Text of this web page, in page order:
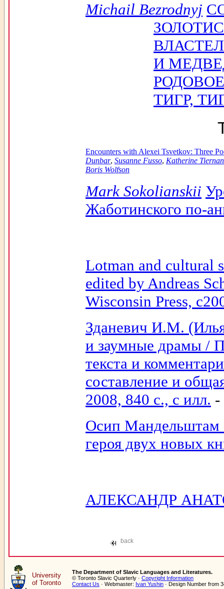
Michail Bezrodnyj
И
ТИГР,
Encounters with Alexei Tsvetkov: Three
Dunbar, Susanne Fusso, Katherine
Boris Wolfson
Mark Sokolianskii
Жаботинского по-
Lotman and cultural
edited by Andreas
Wisconsin Press,
Зданевич И.М.
и заумные драмы /
текста и
составление и
2008, 840 с., с илл. -
Осип Мандельштам
героя двух новых
АЛЕКСАНДР
back
University
of Toronto
The Department of Slavic Languages and Literatures.
© Toronto Slavic Quarterly · Copyright Information
Contact Us · Webmaster: Ivan Yushin · Design Number from